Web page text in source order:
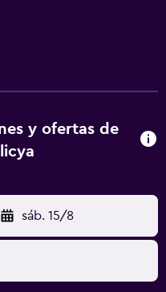
ducha y secador de
de té y café. El
de alquiler de
de equipaje y un servicio
y ofertas de
sáb. 15/8